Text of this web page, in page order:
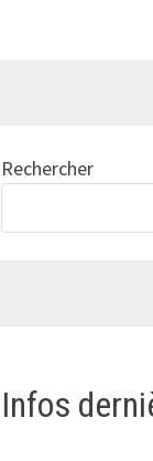
Rechercher
Infos